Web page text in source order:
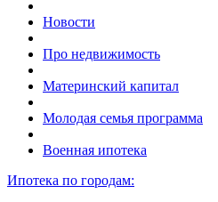
Новости
Про недвижимость
Материнский капитал
Молодая семья программа
Военная ипотека
Ипотека по городам: